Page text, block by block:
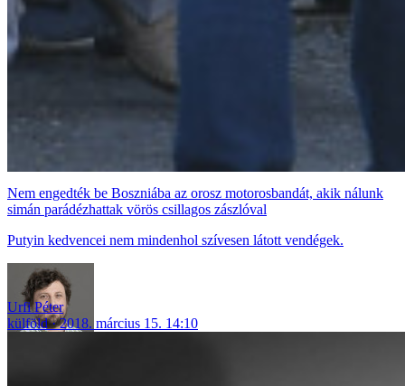
Nem engedték be Boszniába az orosz motorosbandát, akik nálunk
simán parádézhattak vörös csillagos zászlóval
Putyin kedvencei nem mindenhol szívesen látott vendégek.
Urfi Péter
külföld
2018. március 15. 14:10